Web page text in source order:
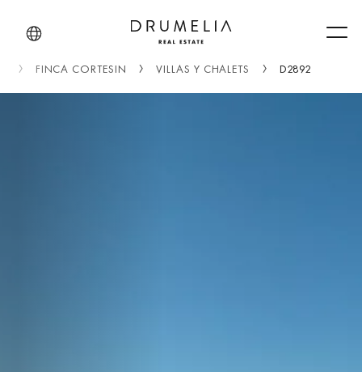
FINCA CORTESIN VILLAS Y CHALETS D2892